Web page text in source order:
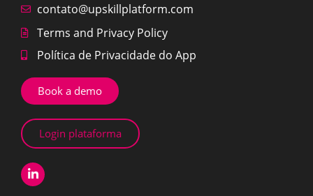
contato@upskillplatform.com
Terms and Privacy Policy
Política de Privacidade do App
Book a demo
Login plataforma